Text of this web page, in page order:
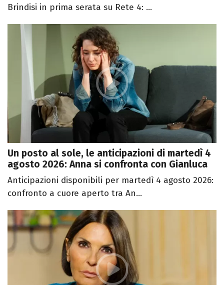
Brindisi in prima serata su Rete 4: ...
Un posto al sole, le anticipazioni di martedì 4
agosto 2026: Anna si confronta con Gianluca
Anticipazioni disponibili per martedì 4 agosto 2026:
confronto a cuore aperto tra An...